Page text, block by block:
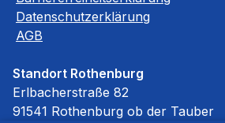
Datenschutzerklärung
AGB
Standort Rothenburg
Erlbacherstraße 82
91541 Rothenburg ob der Tauber